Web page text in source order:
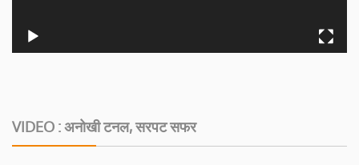
VIDEO : अनोखी टनल, सरपट सफर